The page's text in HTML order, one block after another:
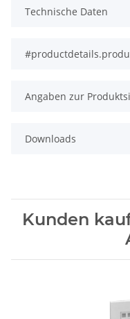
Technische Daten
Angaben zur
Downloads
Kunden